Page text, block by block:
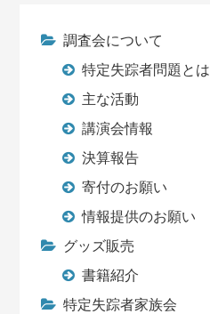
調査会について
特定失踪者問題とは
主な活動
講演会情報
決算報告
寄付のお願い
情報提供のお願い
グッズ販売
書籍紹介
特定失踪者家族会